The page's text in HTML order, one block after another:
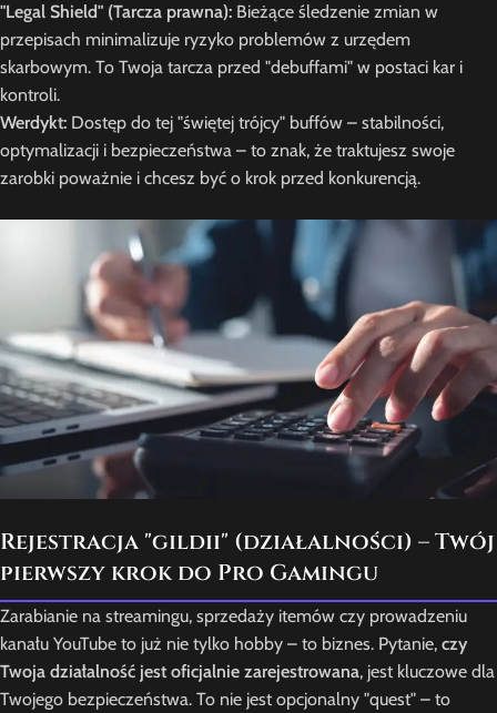
"Legal Shield" (Tarcza prawna): Bieżące śledzenie zmian w
przepisach minimalizuje ryzyko problemów z urzędem
skarbowym. To Twoja tarcza przed "debuffami" w postaci kar i
kontroli.
Werdykt: Dostęp do tej "świętej trójcy" buffów – stabilności,
optymalizacji i bezpieczeństwa – to znak, że traktujesz swoje
zarobki poważnie i chcesz być o krok przed konkurencją.
Rejestracja "gildii" (działalności) – Twój
pierwszy krok do Pro Gamingu
Zarabianie na streamingu, sprzedaży itemów czy prowadzeniu
kanału YouTube to już nie tylko hobby – to biznes. Pytanie, czy
Twoja działalność jest oficjalnie zarejestrowana, jest kluczowe dla
Twojego bezpieczeństwa. To nie jest opcjonalny "quest" – to